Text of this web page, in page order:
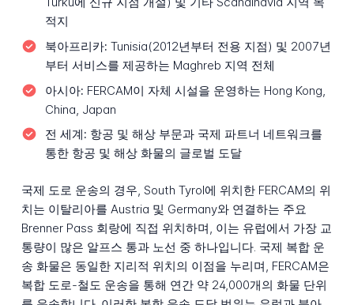
적지
북아프리카: Tunisia(2012년부터 전용 지점) 및 2007년
부터 서비스를 제공하는 Maghreb 지역 전체
아시아: FERCAM이 자체 시설을 운영하는 Hong Kong,
China, Japan
전 세계: 항공 및 해상 부문과 국제 파트너 네트워크를
통한 항공 및 해상 화물의 글로벌 도달
국제 도로 운송의 경우, South Tyrol에 위치한 FERCAM의 위
치는 이탈리아를 Austria 및 Germany와 연결하는 주요
Brenner Pass 회랑에 직접 위치하며, 이는 유럽에서 가장 교
통량이 많은 알프스 통과 노선 중 하나입니다. 국제 복합 운
송 화물은 동일한 지리적 위치의 이점을 누리며, FERCAM은
복합 도로-철도 운송을 통해 연간 약 24,000개의 화물 단위